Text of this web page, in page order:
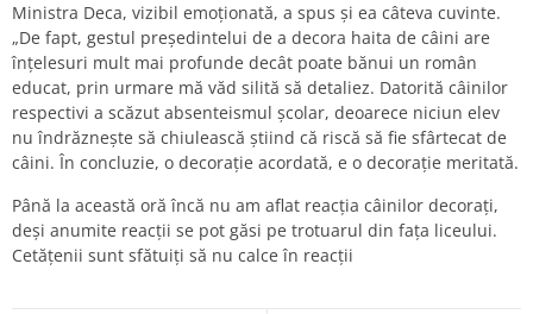
Ministra Deca, vizibil emoționată, a spus și ea câteva cuvinte.
„De fapt, gestul președintelui de a decora haita de câini are
înțelesuri mult mai profunde decât poate bănui un român
educat, prin urmare mă văd silită să detaliez. Datorită câinilor
respectivi a scăzut absenteismul școlar, deoarece niciun elev
nu îndrăznește să chiulească știind că riscă să fie sfârtecat de
câini. În concluzie, o decorație acordată, e o decorație meritată.
Până la această oră încă nu am aflat reacția câinilor decorați,
deși anumite reacții se pot găsi pe trotuarul din fața liceului.
Cetățenii sunt sfătuiți să nu calce în reacții